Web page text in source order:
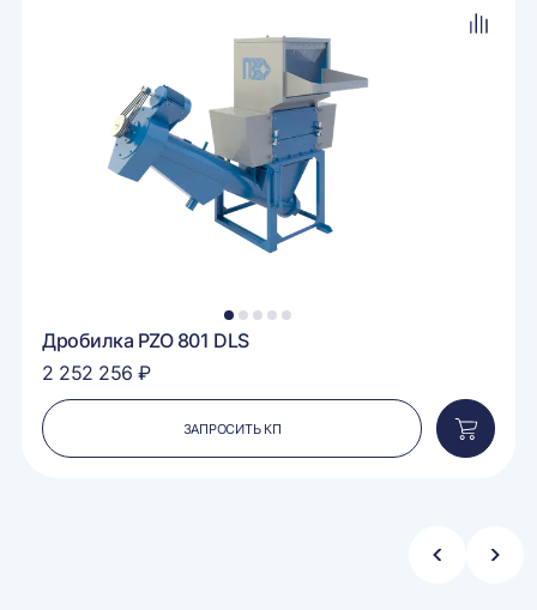
1 2 3 4 5
Дробилка PZO 801 DLS
2 252 256 ₽
ЗАПРОСИТЬ КП
в
Стрелка